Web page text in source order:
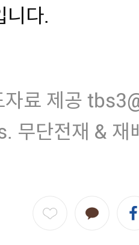
다.
자료 제공
단전재 & 재